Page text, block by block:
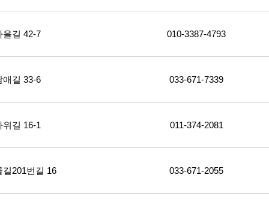
길 42-7 010-3387-4793
길 33-6 033-671-7339
길 16-1 011-374-2081
201번길 16 033-671-2055